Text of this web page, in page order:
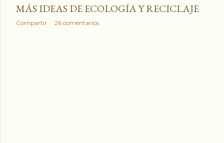
a
s
MÁS IDEAS DE ECOLOGÍA Y RECICLAJE
Compartir 26 comentarios